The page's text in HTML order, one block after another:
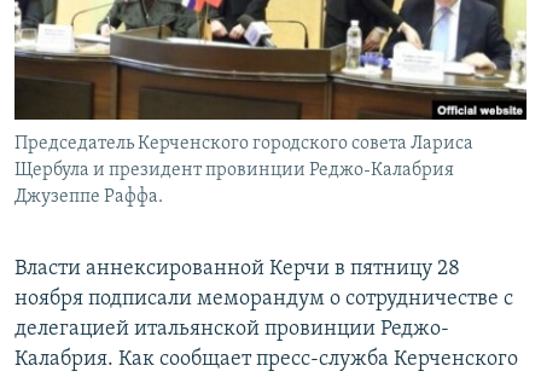
ПОБЕДИТЕЛЕЙ НЕ СУДЯТ?
КРЫМ.НЕПОКОРЕННЫЙ
УКРАИНСКАЯ ПРОБЛЕМА КРЫМА
ПРИСОЕДИНЯЙТЕСЬ!
Все сайты RFE/RL
Председатель Керченского городского совета Лариса
Щербула и президент провинции Реджо-Калабрия
Джузеппе Раффа.
Власти аннексированной Керчи в пятницу 28
ноября подписали меморандум о сотрудничестве с
делегацией итальянской провинции Реджо-
Калабрия. Как сообщает пресс-служба Керченского